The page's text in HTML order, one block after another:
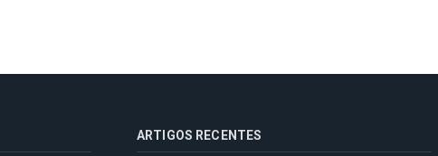
ARTIGOS RECENTES